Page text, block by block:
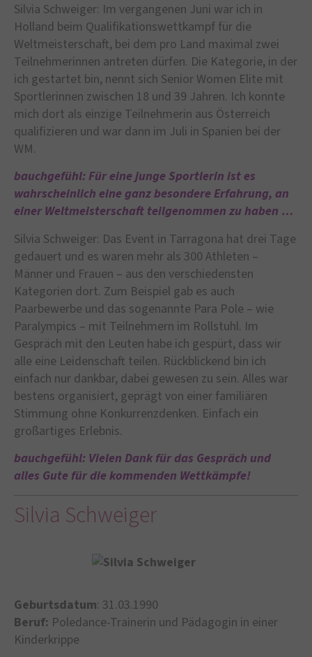
Silvia Schweiger: Im vergangenen Juni war ich in
Holland beim Qualifikationswettkampf für die
Weltmeisterschaft, bei dem pro Land maximal zwei
Teilnehmerinnen antreten dürfen. Die Kategorie, in der
ich gestartet bin, nennt sich Senior Women Elite mit
Sportlerinnen zwischen 18 und 39 Jahren. Ich konnte
mich dort als einzige Teilnehmerin aus Österreich
qualifizieren und war dann im Juli in Spanien bei der
WM.
bauchgefühl: Für eine junge Sportlerin ist es
wahrscheinlich eine ganz besondere Erfahrung, an
einer Weltmeisterschaft teilgenommen zu haben …
Silvia Schweiger: Das Event in Tarragona hat drei Tage
gedauert und es waren mehr als 300 Athleten –
Männer und Frauen – aus den verschiedensten
Kategorien dort. Zum Beispiel gab es auch
Paarbewerbe und das sogenannte Para Pole – wie
Paralympics – mit Teilnehmern im Rollstuhl. Im
Gespräch mit den Leuten habe ich gespürt, dass wir
alle eine Leidenschaft teilen. Rückblickend bin ich
einfach nur dankbar, dabei gewesen zu sein. Alles war
bestens organisiert, geprägt von einer familiären
Stimmung ohne Konkurrenzdenken. Einfach ein
großartiges Erlebnis.
bauchgefühl: Vielen Dank für das Gespräch und
alles Gute für die kommenden Wettkämpfe!
Silvia Schweiger
Geburtsdatum: 31.03.1990
Beruf: Poledance-Trainerin und Pädagogin in einer
Kinderkrippe